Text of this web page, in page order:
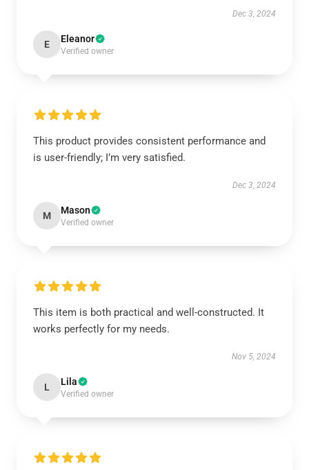
Dec 3, 2024
E Eleanor
Verified owner
This product provides consistent performance and
is user-friendly; I’m very satisfied.
Dec 3, 2024
M Mason
Verified owner
This item is both practical and well-constructed. It
works perfectly for my needs.
Nov 5, 2024
L Lila
Verified owner